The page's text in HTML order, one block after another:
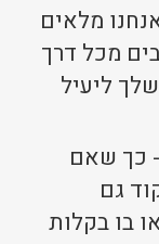
מלאים
מכל דרך
ליעיל
כך שאם
גם
בו בקלות